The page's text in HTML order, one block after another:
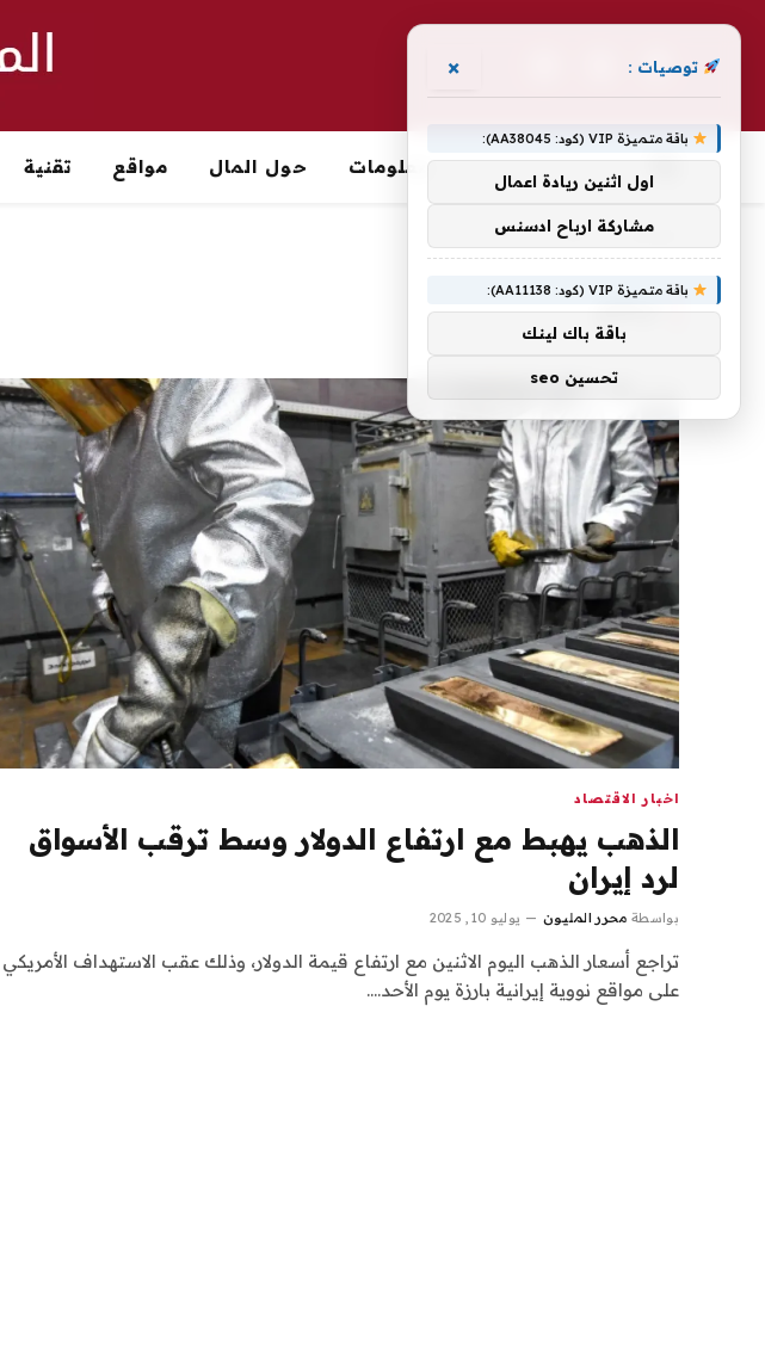
فيسبوك
(Twitter)
معلومات حول المال مواقع تقنية
الرئيسية » ارتفاع
ارتفاع
اخبار الاقتصاد
الذهب يهبط مع ارتفاع الدولار وسط ترقب الأسواق
لرد إيران
بواسطة محرر المليون يوليو 10, 2025
تراجع أسعار الذهب اليوم الاثنين مع ارتفاع قيمة الدولار، وذلك عقب الاستهداف الأمريكي
على مواقع نووية إيرانية بارزة يوم الأحد.…
توصيات : ×
باقة متميزة VIP (كود: AA38045):
اول اثنين ريادة اعمال
مشاركة ارباح ادسنس
باقة متميزة VIP (كود: AA11138):
باقة باك لينك
تحسين seo